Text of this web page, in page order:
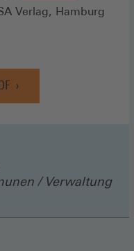
Verlag, Hamburg
/ Verwaltung